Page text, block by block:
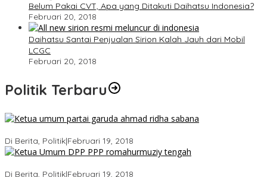
Belum Pakai CVT, Apa yang Ditakuti Daihatsu Indonesia?
Februari 20, 2018
Daihatsu Santai Penjualan Sirion Kalah Jauh dari Mobil
LCGC
Februari 20, 2018
Politik Terbaru
Di Berita, Politik|Februari 19, 2018
Di Berita, Politik|Februari 19, 2018